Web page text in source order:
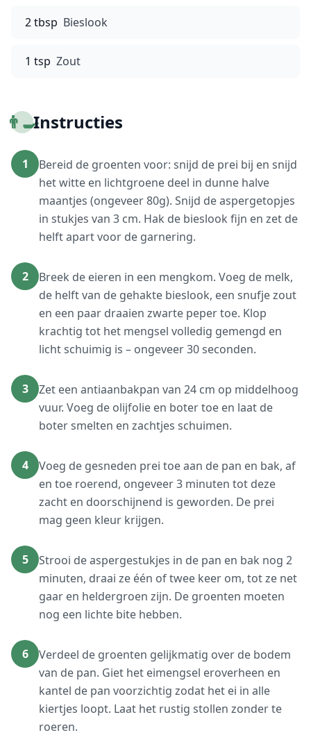
2 tbsp Bieslook
1 tsp Zout
👨‍🍳Instructies
1
Bereid de groenten voor: snijd de prei bij en snijd
het witte en lichtgroene deel in dunne halve
maantjes (ongeveer 80g). Snijd de aspergetopjes
in stukjes van 3 cm. Hak de bieslook fijn en zet de
helft apart voor de garnering.
2
Breek de eieren in een mengkom. Voeg de melk,
de helft van de gehakte bieslook, een snufje zout
en een paar draaien zwarte peper toe. Klop
krachtig tot het mengsel volledig gemengd en
licht schuimig is – ongeveer 30 seconden.
3
Zet een antiaanbakpan van 24 cm op middelhoog
vuur. Voeg de olijfolie en boter toe en laat de
boter smelten en zachtjes schuimen.
4
Voeg de gesneden prei toe aan de pan en bak, af
en toe roerend, ongeveer 3 minuten tot deze
zacht en doorschijnend is geworden. De prei
mag geen kleur krijgen.
5
Strooi de aspergestukjes in de pan en bak nog 2
minuten, draai ze één of twee keer om, tot ze net
gaar en heldergroen zijn. De groenten moeten
nog een lichte bite hebben.
6
Verdeel de groenten gelijkmatig over de bodem
van de pan. Giet het eimengsel eroverheen en
kantel de pan voorzichtig zodat het ei in alle
kiertjes loopt. Laat het rustig stollen zonder te
roeren.